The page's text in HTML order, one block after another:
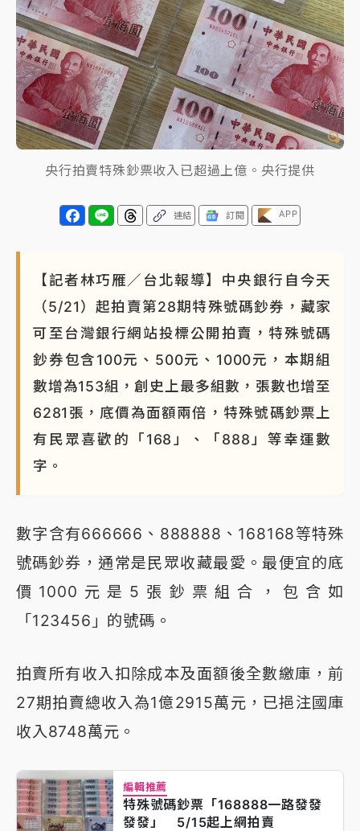
故宮《龍藏經》特展第2檔！今線上預約開賣一度塞車
周六起展出延長至晚上7時
台東農業處長涉圖利渡假村！東檢抗告成功 今重開羈
押庭
父親節泡湯了！中颱白海豚雨彈轟3天 「紅到發紫」降
雨熱區曝
央行拍賣特殊鈔票收入已超過上億。央行提供
連結 訂閱 APP
【記者林巧雁／台北報導】中央銀行自今天
（5/21）起拍賣第28期特殊號碼鈔券，藏家
可至台灣銀行網站投標公開拍賣，特殊號碼
鈔券包含100元、500元、1000元，本期組
數增為153組，創史上最多組數，張數也增至
6281張，底價為面額兩倍，特殊號碼鈔票上
有民眾喜歡的「168」、「888」等幸運數
字。
數字含有666666、888888、168168等特殊
號碼鈔券，通常是民眾收藏最愛。最便宜的底
價1000元是5張鈔票組合，包含如
「123456」的號碼。
拍賣所有收入扣除成本及面額後全數繳庫，前
27期拍賣總收入為1億2915萬元，已挹注國庫
收入8748萬元。
編輯推薦
特殊號碼鈔票「168888一路發發
發發」 5/15起上網拍賣